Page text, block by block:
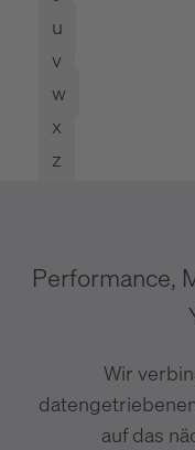
u
v
w
x
z
Performance,
Wir
auf das